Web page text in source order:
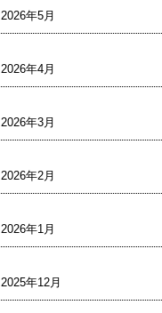
2026年5月
2026年4月
2026年3月
2026年2月
2026年1月
2025年12月